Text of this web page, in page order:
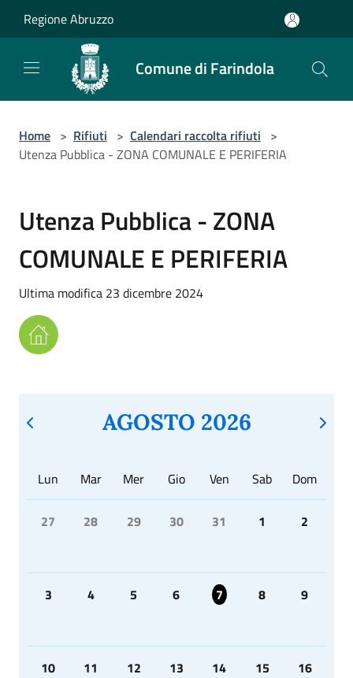
Regione Abruzzo
Comune di Farindola
Home > Rifiuti > Calendari raccolta rifiuti >
Utenza Pubblica - ZONA COMUNALE E PERIFERIA
Utenza Pubblica - ZONA
COMUNALE E PERIFERIA
Ultima modifica 23 dicembre 2024
AGOSTO 2026
Lun Mar Mer Gio Ven Sab Dom
27 28 29 30 31 1 2
3 4 5 6 7 8 9
10 11 12 13 14 15 16